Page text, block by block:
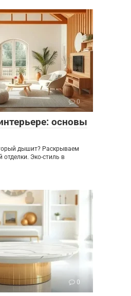
0
основы
дышит? Раскрываем
отделки. Эко-стиль в
0